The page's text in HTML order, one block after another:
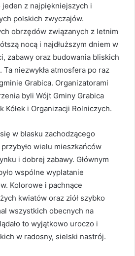
jeden z najpiękniejszych i
polskich zwyczajów.
obrzędów związanych z letnim
nocą i najdłuższym dniem w
zabawy oraz budowania bliskich
niezwykła atmosfera po raz
Grabica. Organizatorami
byli Wójt Gminy Grabica
Kółek i Organizacji Rolniczych.
w blasku zachodzącego
przybyło wielu mieszkańców
i dobrej zabawy. Głównym
wspólne wyplatanie
Kolorowe i pachnące
kwiatów oraz ziół szybko
wszystkich obecnych na
to wyjątkowo uroczo i
w radosny, sielski nastrój.